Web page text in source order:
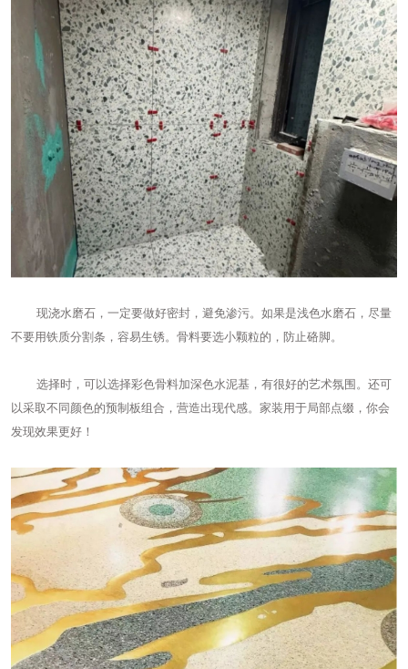
现浇水磨石，一定要做好密封，避免渗污。如果是浅色水磨石，尽量
不要用铁质分割条，容易生锈。骨料要选小颗粒的，防止硌脚。
选择时，可以选择彩色骨料加深色水泥基，有很好的艺术氛围。还可
以采取不同颜色的预制板组合，营造出现代感。家装用于局部点缀，你会
发现效果更好！